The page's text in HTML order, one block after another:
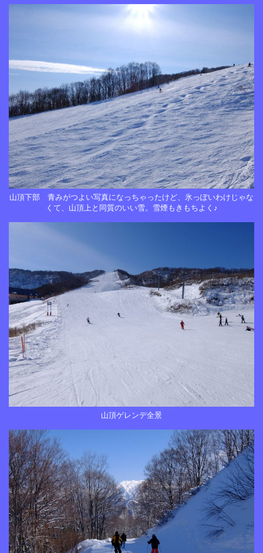
山頂下部 青みがつよい写真になっちゃったけど、氷っぽいわけじゃな
くて、山頂上と同質のいい雪。雪煙もきもちよく♪
山頂ゲレンデ全景